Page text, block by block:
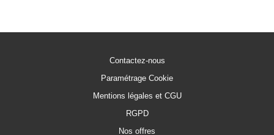
Contactez-nous
Paramétrage Cookie
Mentions légales et CGU
RGPD
Nos offres